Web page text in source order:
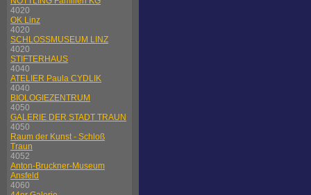
4020
OK Linz
4020
SCHLOSSMUSEUM LINZ
4020
STIFTERHAUS
4040
ATELIER Paula CYDLIK
4040
BIOLOGIEZENTRUM
4050
GALERIE DER STADT TRAUN
4050
Raum der Kunst - Schloß
Traun
4052
Anton-Bruckner-Museum
Ansfeld
4060